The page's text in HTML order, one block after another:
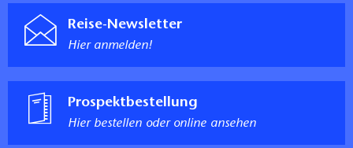
Reise-Newsletter
Hier anmelden!
Prospektbestellung
Hier bestellen oder online ansehen